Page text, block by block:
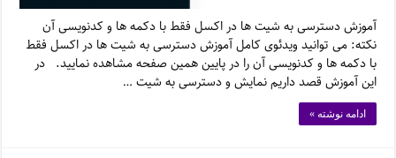
آموزش دسترسی به شیت ها در اکسل فقط با دکمه ها و کدنویسی آن
نکته: می توانید ویدئوی کامل آموزش دسترسی به شیت ها در اکسل فقط
با دکمه ها و کدنویسی آن را در پایین همین صفحه مشاهده نمایید. در
این آموزش قصد داریم نمایش و دسترسی به شیت …
ادامه نوشته »